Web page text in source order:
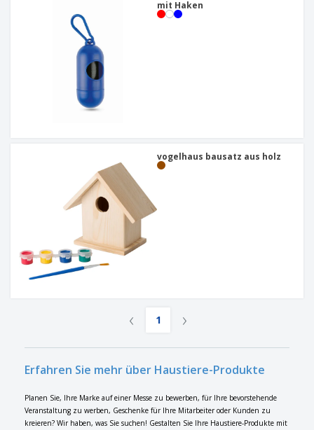
mit Haken
vogelhaus bausatz aus holz
‹ 1 ›
Erfahren Sie mehr über Haustiere-Produkte
Planen Sie, Ihre Marke auf einer Messe zu bewerben, für Ihre bevorstehende
Veranstaltung zu werben, Geschenke für Ihre Mitarbeiter oder Kunden zu
kreieren? Wir haben, was Sie suchen! Gestalten Sie Ihre Haustiere-Produkte mit